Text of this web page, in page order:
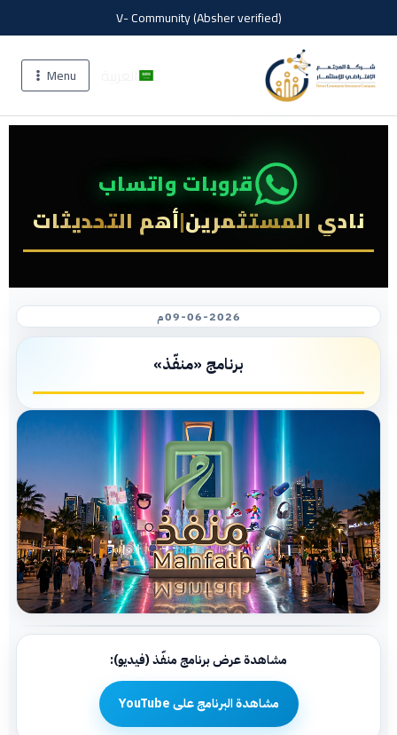
V- Community (Absher verified)
Menu
قروبات واتساب
نادي المستثمرين|أهم التحديثات
09-06-2026م
برنامج «منفّذ»
مشاهدة عرض برنامج منفّذ (فيديو):
مشاهدة البرنامج على YouTube